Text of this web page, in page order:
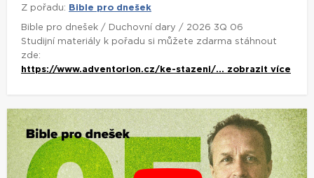
Z pořadu: Bible pro dnešek
Bible pro dnešek / Duchovní dary / 2026 3Q 06
Studijní materiály k pořadu si můžete zdarma stáhnout
zde:
https://www.adventorion.cz/ke-stazeni/... zobrazit více